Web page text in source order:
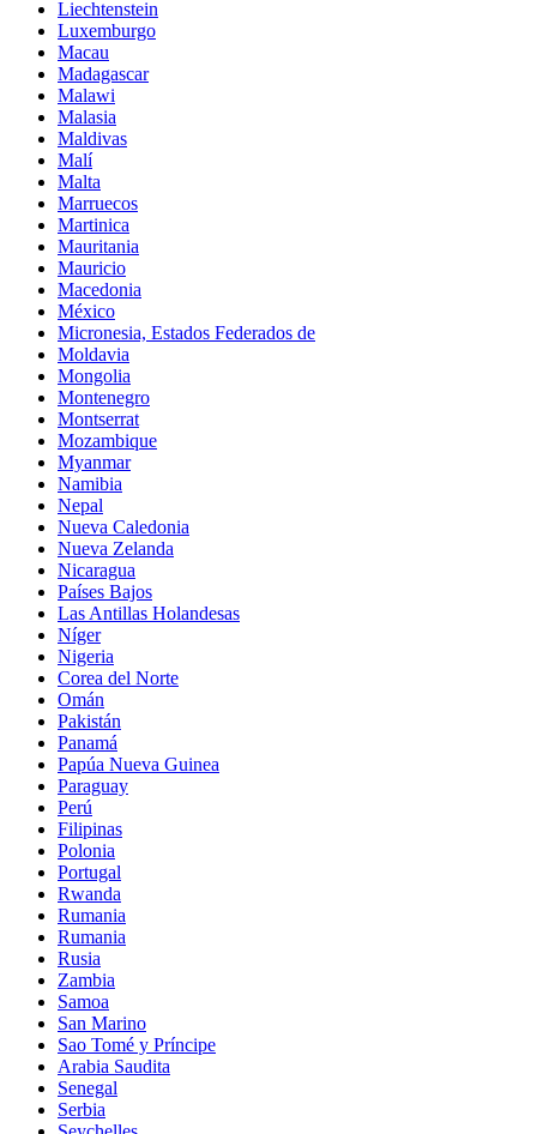
Liechtenstein
Luxemburgo
Macau
Madagascar
Malawi
Malasia
Maldivas
Malí
Malta
Marruecos
Martinica
Mauritania
Mauricio
Macedonia
México
Micronesia, Estados Federados de
Moldavia
Mongolia
Montenegro
Montserrat
Mozambique
Myanmar
Namibia
Nepal
Nueva Caledonia
Nueva Zelanda
Nicaragua
Países Bajos
Las Antillas Holandesas
Níger
Nigeria
Corea del Norte
Omán
Pakistán
Panamá
Papúa Nueva Guinea
Paraguay
Perú
Filipinas
Polonia
Portugal
Rwanda
Rumania
Rumania
Rusia
Zambia
Samoa
San Marino
Sao Tomé y Príncipe
Arabia Saudita
Senegal
Serbia